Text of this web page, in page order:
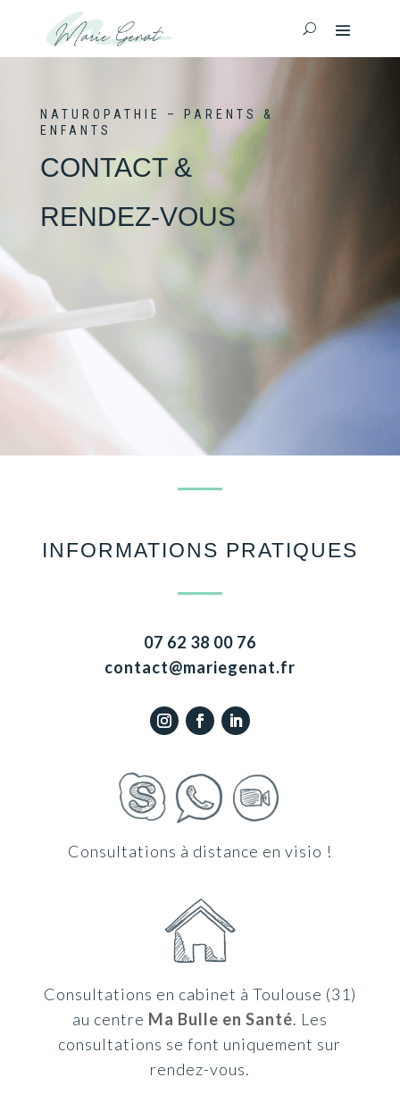
NATUROPATHIE – PARENTS &
ENFANTS
CONTACT &
RENDEZ-VOUS
INFORMATIONS PRATIQUES
07 62 38 00 76
contact@mariegenat.fr
Consultations à distance en visio !
Consultations en cabinet à Toulouse (31)
au centre Ma Bulle en Santé. Les
consultations se font uniquement sur
rendez-vous.